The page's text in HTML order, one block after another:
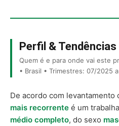
Perfil & Tendências
Quem é e para onde vai este
• Brasil • Trimestres: 07/2025
De acordo com levantamento
mais recorrente é um
médio completo, do sexo